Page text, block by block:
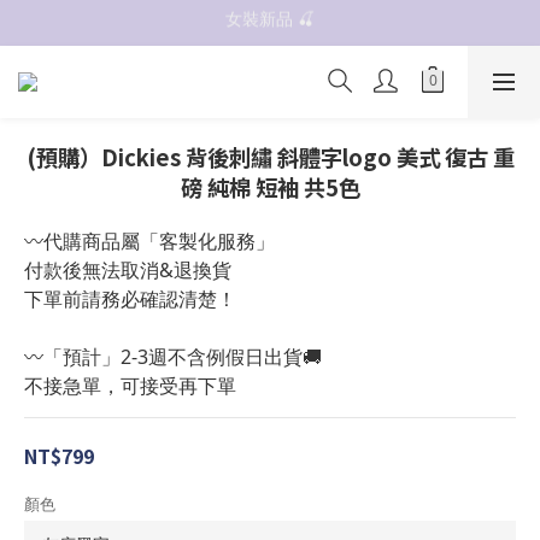
抗UV 50+防曬外套 $299🧊🧊
女裝新品 🍒
(預購）Dickies 背後刺繡 斜體字logo 美式 復古 重
磅 純棉 短袖 共5色
〰️代購商品屬「客製化服務」
付款後無法取消&退換貨
下單前請務必確認清楚！
〰️「預計」2-3週不含例假日出貨🚚
不接急單，可接受再下單
NT$799
顏色